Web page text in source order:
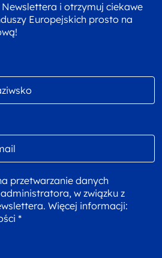
i otrzymuj ciekawe
Europejskich prosto na
przetwarzanie danych
w związku z
Więcej informacji:
*